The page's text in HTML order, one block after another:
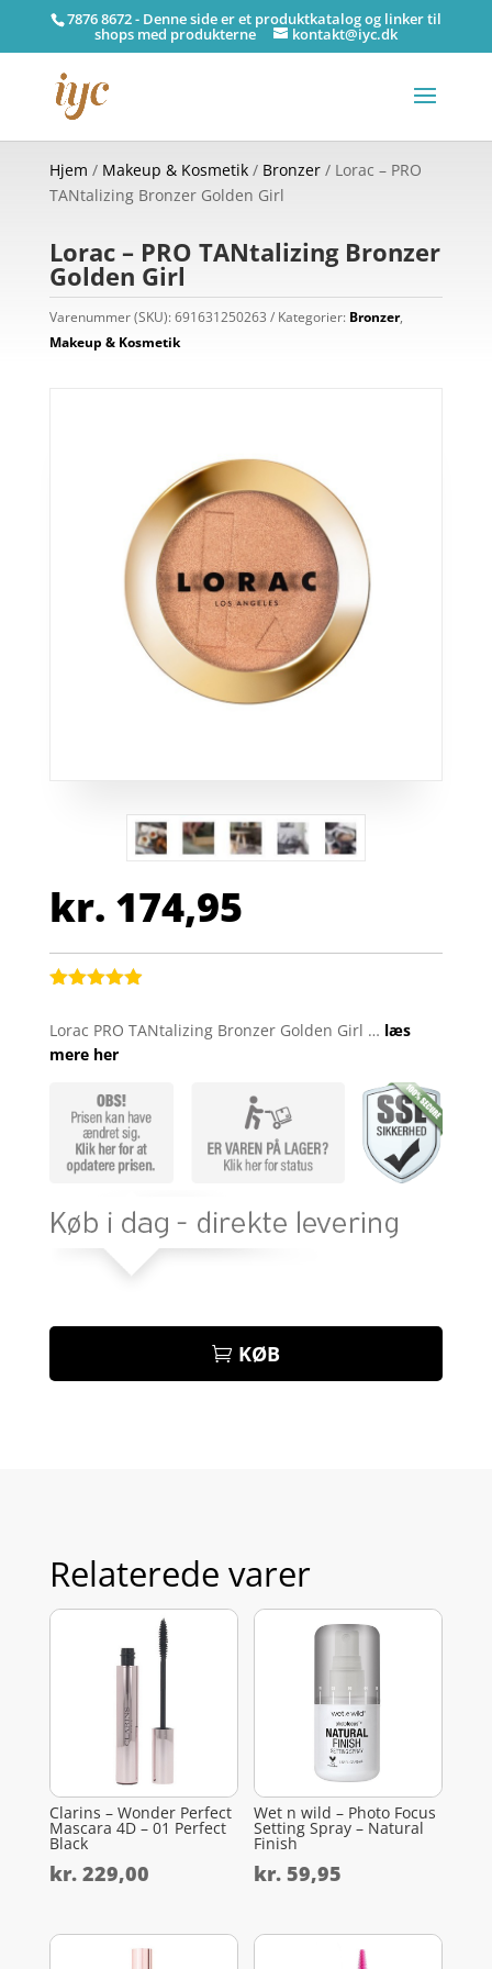
7876 8672 - Denne side er et produktkatalog og linker til
shops med produkterne kontakt@iyc.dk
Hjem / Makeup & Kosmetik/ Bronzer/ Lorac – PRO
TANtalizing Bronzer Golden Girl
Lorac – PRO TANtalizing Bronzer
Golden Girl
Varenummer (SKU):691631250263 Kategorier: Bronzer,
Makeup & Kosmetik
kr. 174,95
ud af 5
baseret på
Lorac PRO TANtalizing Bronzer Golden Girl … læs
mere her
KØB
Relaterede varer
Clarins – Wonder Perfect
Mascara 4D – 01 Perfect
Black
kr.229,00
Wet n wild – Photo Focus
Setting Spray – Natural
Finish
kr. 59,95